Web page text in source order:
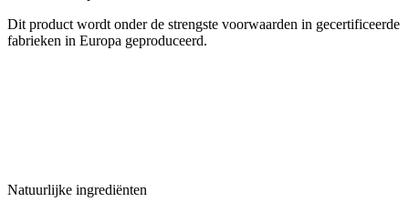
Dit product wordt onder de strengste voorwaarden in gecertificeerde
fabrieken in Europa geproduceerd.
Natuurlijke ingrediënten